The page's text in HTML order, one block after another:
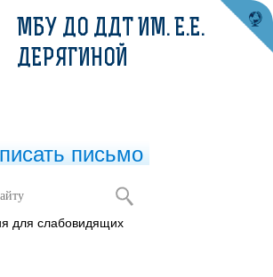
8-10.02.2022 для 2 и 3
МБУ ДО ДДТ ИМ. Е.Е.
ДЕРЯГИНОЙ
письмо
для слабовидящих